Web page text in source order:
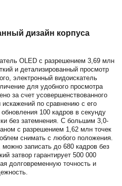
дизайн корпуса
OLED с разрешением 3,69 млн
и детализированный просмотр
электронный видоискатель
для удобного просмотра
за счет усовершенствованного
по сравнению с его
100 кадров в секунду
без затемнения. С большим 3,0-
с разрешением 1,62 млн точек
снимать с любого положения.
записать до 680 кадров без
затвор гарантирует 500 000
долговременную точность и